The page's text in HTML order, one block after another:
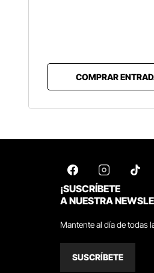
COMPRAR
¡SUSCRÍBETE
A NUESTRA
Mantente al día de todas
SUSCRÍBETE